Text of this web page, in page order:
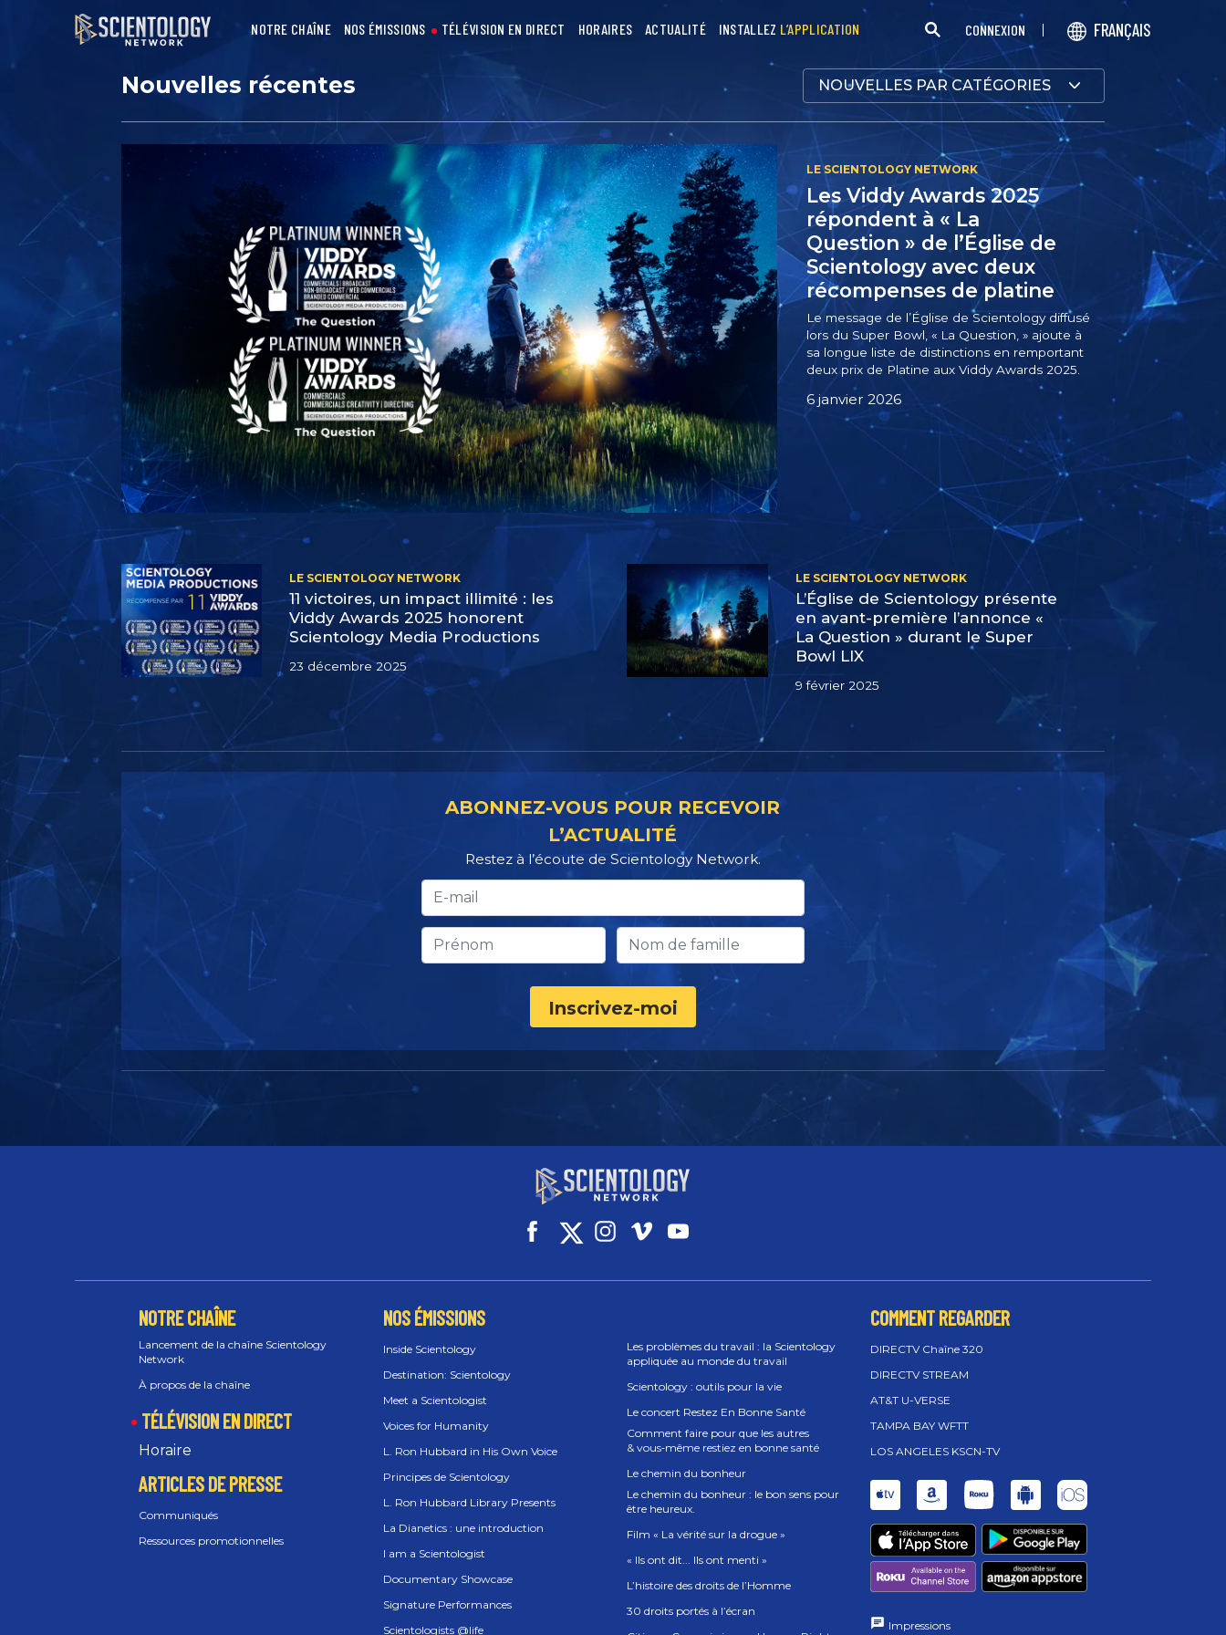
NOTRE CHAÎNE NOS ÉMISSIONS TÉLÉVISION EN DIRECT HORAIRES ACTUALITÉ INSTALLEZ L’APPLICATION CONNEXION FRANÇAIS
Nouvelles récentes NOUVELLES PAR CATÉGORIES
Les Viddy Awards 2025
répondent à « La
Question » de l’Église de
Scientology avec deux
récompenses de platine
Le message de l’Église de Scientology diffusé
lors du Super Bowl, « La Question, » ajoute à
sa longue liste de distinctions en remportant
deux prix de Platine aux Viddy Awards 2025.
6 janvier 2026
LE SCIENTOLOGY NETWORK
11 victoires, un impact illimité : les
Viddy Awards 2025 honorent
Scientology Media Productions
23 décembre 2025
LE SCIENTOLOGY NETWORK
L’Église de Scientology présente
en avant-première l’annonce «
La Question » durant le Super
Bowl LIX
9 février 2025
ABONNEZ-VOUS POUR RECEVOIR
L’ACTUALITÉ
Restez à l’écoute de Scientology Network.
Inscrivez-moi
NOTRE CHAÎNE
Lancement de la chaîne Scientology
Network
À propos de la chaîne
TÉLÉVISION EN DIRECT
Horaire
ARTICLES DE PRESSE
Communiqués
Ressources promotionnelles
NOS ÉMISSIONS
Inside Scientology
Destination: Scientology
Meet a Scientologist
Voices for Humanity
L. Ron Hubbard in His Own Voice
Principes de Scientology
L. Ron Hubbard Library Presents
La Dianetics : une introduction
I am a Scientologist
Documentary Showcase
Signature Performances
Scientologists @life
Les problèmes du travail : la Scientology
appliquée au monde du travail
Scientology : outils pour la vie
Le concert Restez En Bonne Santé
Comment faire pour que les autres
& vous‑même restiez en bonne santé
Le chemin du bonheur
Le chemin du bonheur : le bon sens pour
être heureux.
Film « La vérité sur la drogue »
« Ils ont dit... Ils ont menti »
L’histoire des droits de l’Homme
30 droits portés à l’écran
COMMENT REGARDER
DIRECTV Chaîne 320
DIRECTV STREAM
AT&T U-VERSE
TAMPA BAY WFTT
LOS ANGELES KSCN-TV
Impressions